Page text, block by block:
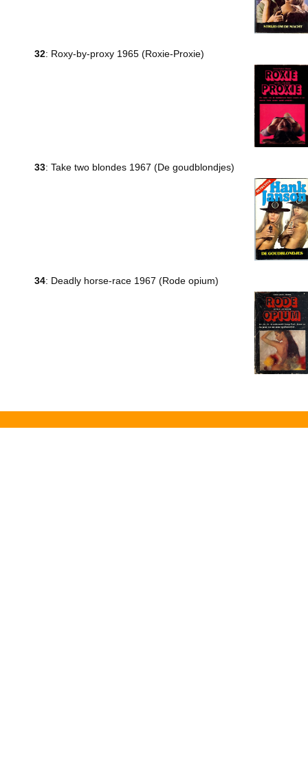
32: Roxy-by-proxy 1965 (Roxie-Proxie)
33: Take two blondes 1967 (De goudblondjes)
34: Deadly horse-race 1967 (Rode opium)